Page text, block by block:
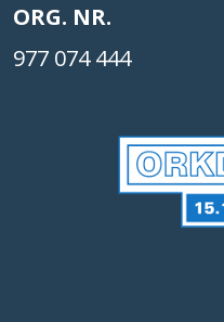
ORG. NR.
977 074 444